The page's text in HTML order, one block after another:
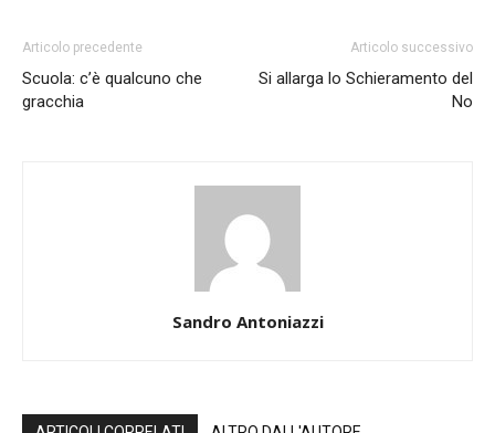
Articolo precedente
Scuola: c’è qualcuno che
gracchia
Articolo successivo
Si allarga lo Schieramento del
No
Sandro Antoniazzi